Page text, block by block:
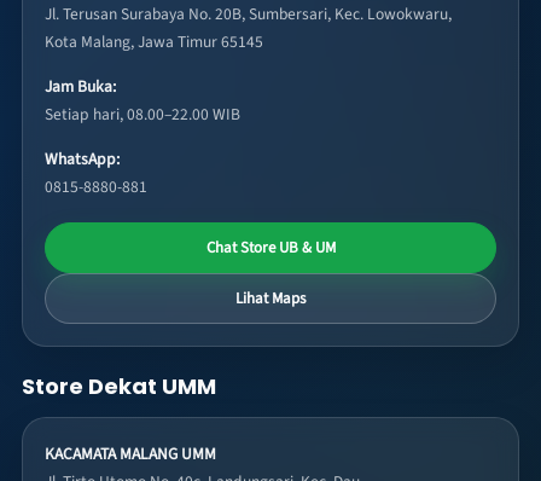
Jl. Terusan Surabaya No. 20B, Sumbersari, Kec. Lowokwaru,
Kota Malang, Jawa Timur 65145
Jam Buka:
Setiap hari, 08.00–22.00 WIB
WhatsApp:
0815-8880-881
Chat Store UB & UM
Lihat Maps
Store Dekat UMM
KACAMATA MALANG UMM